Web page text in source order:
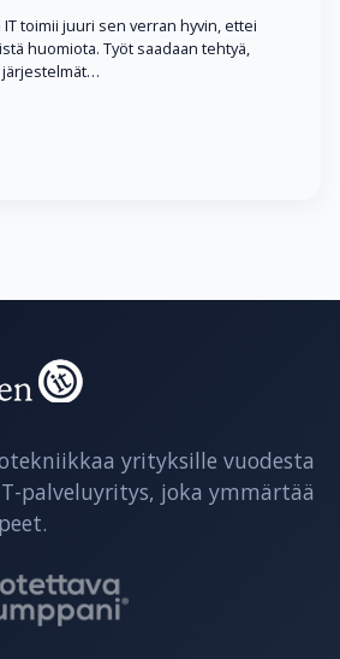
toimii juuri sen verran hyvin, ettei
huomiota. Työt saadaan tehtyä,
yrityksille vuodesta
palveluyritys, joka ymmärtää